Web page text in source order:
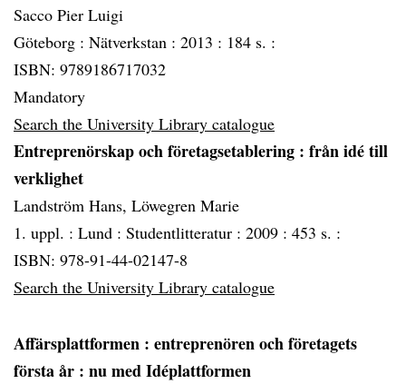
Sacco Pier Luigi
Göteborg : Nätverkstan : 2013 : 184 s. :
ISBN: 9789186717032
Mandatory
Search the University Library catalogue
Entreprenörskap och företagsetablering : från idé till
verklighet
Landström Hans, Löwegren Marie
1. uppl. : Lund : Studentlitteratur : 2009 : 453 s. :
ISBN: 978-91-44-02147-8
Search the University Library catalogue
Affärsplattformen : entreprenören och företagets
första år : nu med Idéplattformen